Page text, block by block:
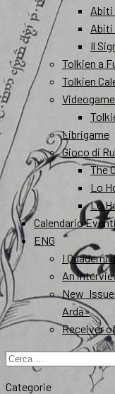
Abiti
Abiti
Il
Tolkien a
Tolkien
Librigame
Gioco di
The
Lo
Lo
Calendario Eventi
ENG
I Quaderni
An
New
Arda»
Receiver
Ricerca
Categorie